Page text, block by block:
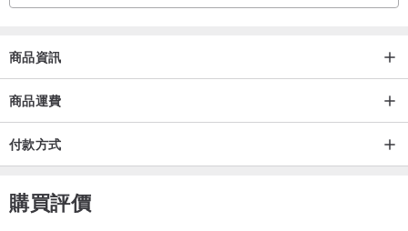
商品資訊
商品運費
付款方式
購買評價